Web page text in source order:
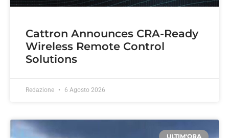
Cattron Announces CRA-Ready
Wireless Remote Control
Solutions
Redazione 6 Agosto 2026
ULTIM'ORA